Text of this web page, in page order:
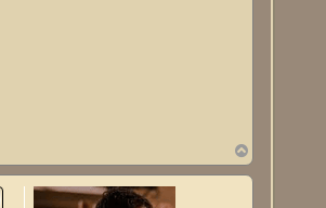
a
g